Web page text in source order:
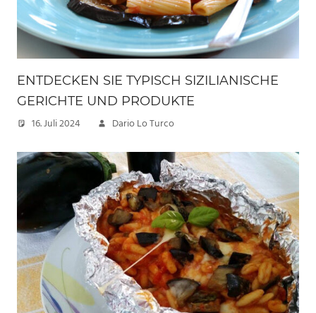
ENTDECKEN SIE TYPISCH SIZILIANISCHE
GERICHTE UND PRODUKTE
16. Juli 2024 Dario Lo Turco